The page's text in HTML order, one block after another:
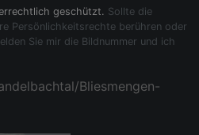
geschützt. Sollte die
Persönlichkeitsrechte berühren oder
Sie mir die Bildnummer und ich
Bliesmengen-